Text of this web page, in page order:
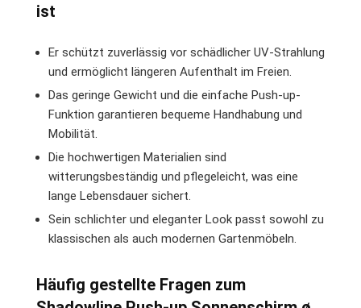
ist
Er schützt zuverlässig vor schädlicher UV-Strahlung
und ermöglicht längeren Aufenthalt im Freien.
Das geringe Gewicht und die einfache Push-up-
Funktion garantieren bequeme Handhabung und
Mobilität.
Die hochwertigen Materialien sind
witterungsbeständig und pflegeleicht, was eine
lange Lebensdauer sichert.
Sein schlichter und eleganter Look passt sowohl zu
klassischen als auch modernen Gartenmöbeln.
Häufig gestellte Fragen zum